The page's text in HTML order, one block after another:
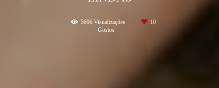
5696Visualizações
10
Gostos